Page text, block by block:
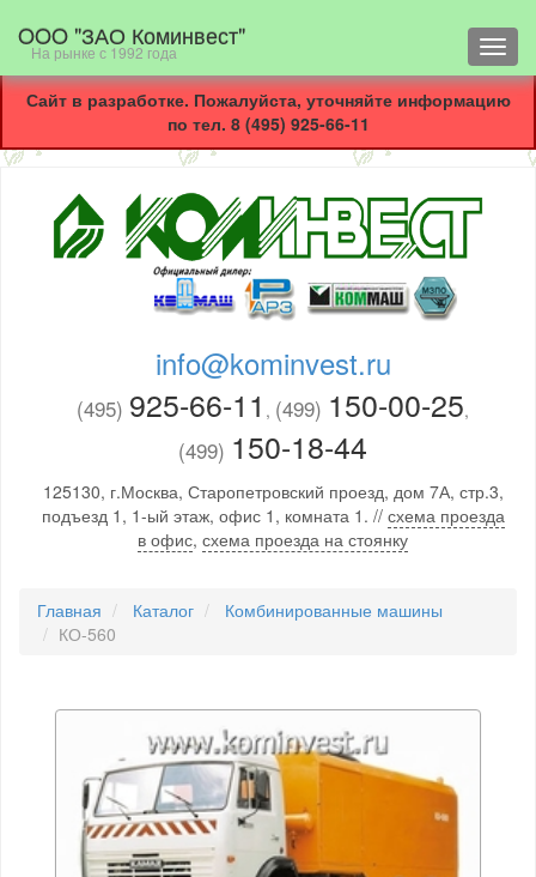
OOO "ЗАО Коминвест"
На рынке с 1992 года
Сайт в разработке. Пожалуйста, уточняйте информацию
по тел. 8 (495) 925-66-11
info@kominvest.ru
(495) 925-66-11 , (499) 150-00-25,
(499) 150-18-44
125130, г.Москва, Старопетровский проезд, дом 7А, стр.3,
подъезд 1, 1-ый этаж, офис 1, комната 1. // схема проезда
в офис, схема проезда на стоянку
Главная Каталог
Комбинированные машины
КО-560